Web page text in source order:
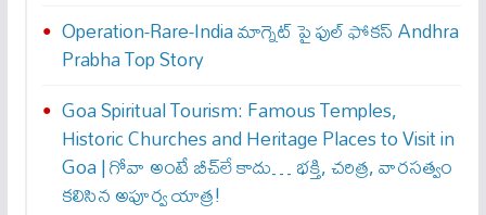
Operation-Rare-India మాగ్నెట్ పై ఫుల్ ఫోక‌స్ Andhra
Prabha Top Story
Goa Spiritual Tourism: Famous Temples,
Historic Churches and Heritage Places to Visit in
Goa | గోవా అంటే బీచ్‌లే కాదు… భక్తి, చరిత్ర, వారసత్వం
కలిసిన అపూర్వ యాత్ర!